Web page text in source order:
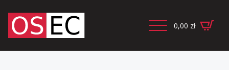
0,00 zł